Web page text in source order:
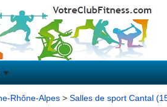
Rhône-Alpes > Salles de sport Cantal